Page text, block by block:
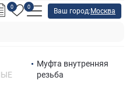
0 0
Ваш город: Москва
Муфта внутренняя
резьба